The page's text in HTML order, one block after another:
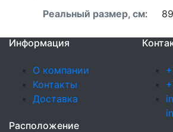
Реальный размер, см:
Информация
О компании
Контакты
Доставка
Расположение